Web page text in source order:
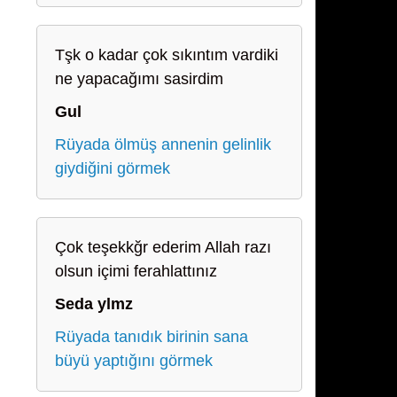
Tşk o kadar çok sıkıntım vardiki
ne yapacağımı sasirdim
Gul
Rüyada ölmüş annenin gelinlik
giydiğini görmek
Çok teşekkğr ederim Allah razı
olsun içimi ferahlattınız
Seda ylmz
Rüyada tanıdık birinin sana
büyü yaptığını görmek